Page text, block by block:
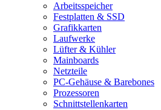
Arbeitsspeicher
Festplatten & SSD
Grafikkarten
Laufwerke
Lüfter & Kühler
Mainboards
Netzteile
PC-Gehäuse & Barebones
Prozessoren
Schnittstellenkarten